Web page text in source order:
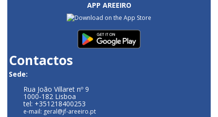
APP AREEIRO
Contactos
Sede:
Rua João Villaret nº 9
1000-182 Lisboa
tel: +351218400253
e-mail: geral@jf-areeiro.pt